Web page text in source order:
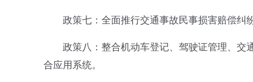
政策七：全面推行交通事故民事损害赔偿纠纷
政策八：整合机动车登记、驾驶证管理、交
合应用系统。